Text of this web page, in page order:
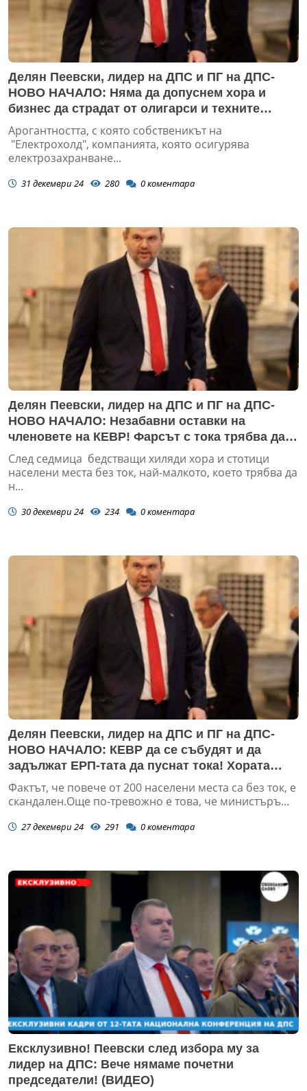
Делян Пеевски, лидер на ДПС и ПГ на ДПС-
НОВО НАЧАЛО: Няма да допуснем хора и
бизнес да страдат от олигарси и техните
ортаци. Внасяме мораториум върху
увеличението на цената на тока
Арогантността, с която собственикът на
"Електрохолд", компанията, която осигурява
електрозахранване...
31 декември 24 280 0коментара
Делян Пеевски, лидер на ДПС и ПГ на ДПС-
НОВО НАЧАЛО: Незабавни оставки на
членовете на КЕВР! Фарсът с тока трябва да
приключи!
След седмица бедстващи хиляди хора и стотици
населени места без ток, най-малкото, което трябва да
н...
30 декември 24 234 0коментара
Делян Пеевски, лидер на ДПС и ПГ на ДПС-
НОВО НАЧАЛО: КЕВР да се събудят и да
задължат ЕРП-тата да пуснат тока! Хората
неустойки не ги топлят
Фактът, че повече от 200 населени места са без ток, е
скандален.Още по-тревожно е това, че министъръ...
27 декември 24 291 0коментара
Ексклузивно! Пеевски след избора му за
лидер на ДПС: Вече нямаме почетни
председатели! (ВИДЕО)